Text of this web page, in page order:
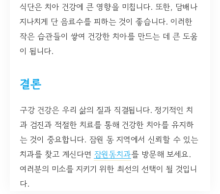
식단은 치아 건강에 큰 영향을 미칩니다. 또한, 담배나
지나치게 단 음료수를 피하는 것이 좋습니다. 이러한
작은 습관들이 쌓여 건강한 치아를 만드는 데 큰 도움
이 됩니다.
결론
구강 건강은 우리 삶의 질과 직결됩니다. 정기적인 치
과 검진과 적절한 치료를 통해 건강한 치아를 유지하
는 것이 중요합니다. 잠원 동 지역에서 신뢰할 수 있는
치과를 찾고 계신다면 잠원동치과를 방문해 보세요.
여러분의 미소를 지키기 위한 최선의 선택이 될 것입니
다.